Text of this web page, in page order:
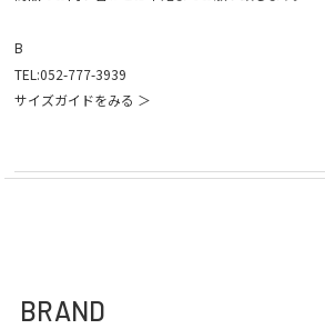
B
TEL:052-777-3939
サイズガイドをみる ＞
BRAND